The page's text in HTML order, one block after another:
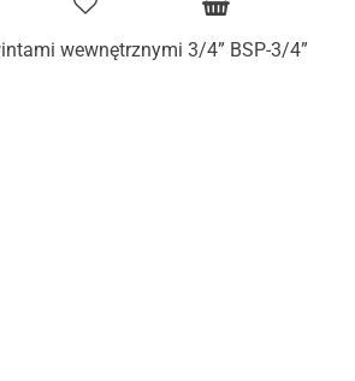
wewnętrznymi 3/4” BSP-3/4”